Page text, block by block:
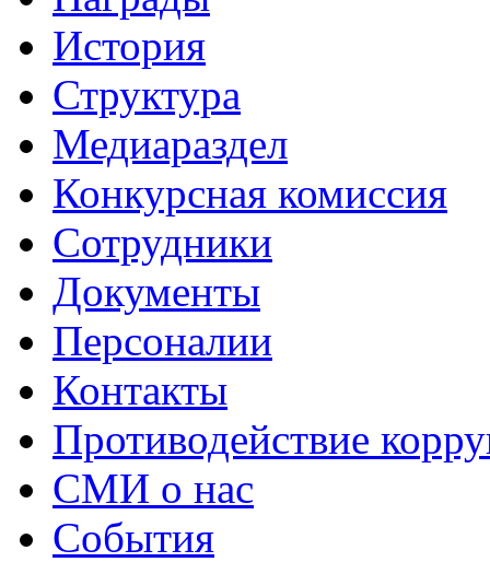
История
Структура
Медиараздел
Конкурсная комиссия
Сотрудники
Документы
Персоналии
Контакты
Противодействие
СМИ о нас
События